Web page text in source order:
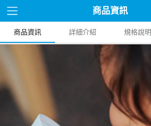
商品資訊
商品資訊 詳細介紹 規格說明